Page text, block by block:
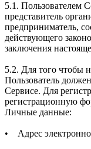
5.1. Пользователем
представитель
предприниматель,
действующего
заключения
5.2. Для того чтобы
Пользователь
Сервисе. Для
регистрационную
Личные данные:
• Адрес